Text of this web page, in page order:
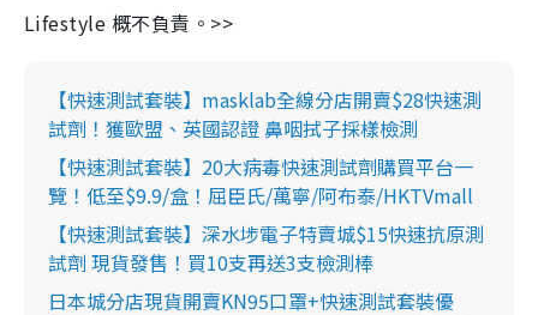
Lifestyle 概不負責。>>
【快速測試套裝】masklab全線分店開賣$28快速測
試劑！獲歐盟、英國認證 鼻咽拭子採樣檢測
【快速測試套裝】20大病毒快速測試劑購買平台一
覽！低至$9.9/盒！屈臣氏/萬寧/阿布泰/HKTVmall
【快速測試套裝】深水埗電子特賣城$15快速抗原測
試劑 現貨發售！買10支再送3支檢測棒
日本城分店現貨開賣KN95口罩+快速測試套裝優